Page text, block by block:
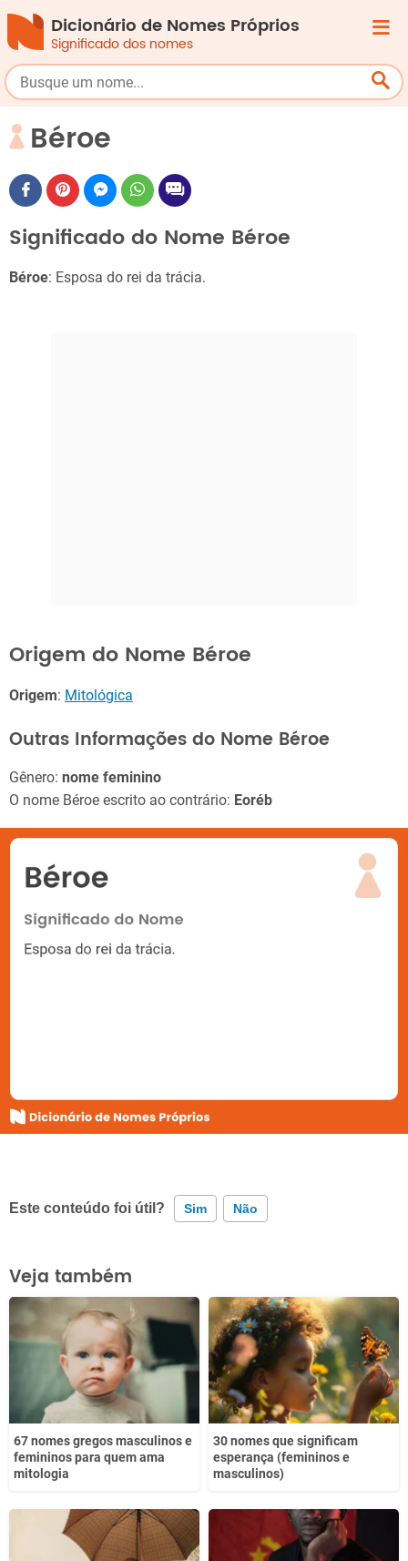
Dicionário de Nomes Próprios
Significado dos nomes
Béroe
Significado do Nome Béroe
Béroe: Esposa do rei da trácia.
Origem do Nome Béroe
Origem: Mitológica
Outras Informações do Nome Béroe
Gênero: nome feminino
O nome Béroe escrito ao contrário: Eoréb
Este conteúdo foi útil? Sim Não
Este conteúdo contém informação incorreta
Este conteúdo não tem a informação que procuro
Outro
Veja também
67 nomes gregos masculinos e
femininos para quem ama
mitologia
30 nomes que significam
esperança (femininos e
masculinos)